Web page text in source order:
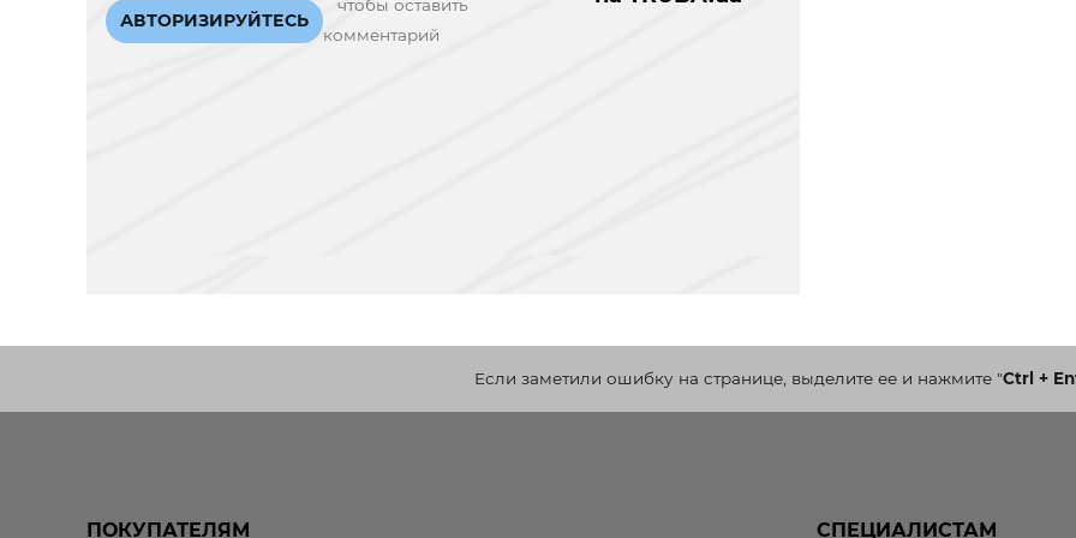
АВТОРИЗИРУЙТЕСЬ
чтобы оставить
комментарий
Если заметили ошибку на странице, выделите ее и нажмите"Ctrl +
ПОКУПАТЕЛЯМ СПЕЦИАЛИСТАМ